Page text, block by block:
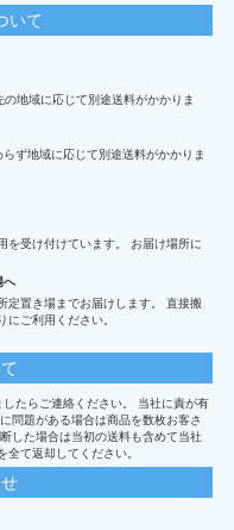
いて
地域に応じて別途送料がかかりま
ず地域に応じて別途送料がかかりま
を受け付けています。 お届け場所に
へ
定置き場までお届けします。 直接搬
にご利用ください。
たらご連絡ください。 当社に責が有
問題がある場合は商品を数枚お客さ
した場合は当初の送料も含めて当社
て返却してください。